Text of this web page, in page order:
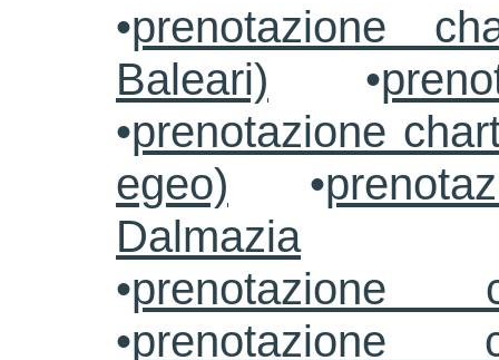
•prenotazione
Baleari) •
•prenotazione
egeo) •
Dalmazia
•prenotazione
•prenotazione